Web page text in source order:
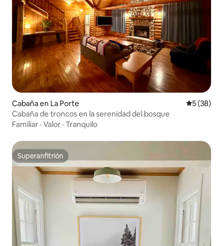
Cabaña en La Porte
5 (38)
Cabaña de troncos en la serenidad del bosque
Familiar · Valor · Tranquilo
Superanfitrión
Superanfitrión